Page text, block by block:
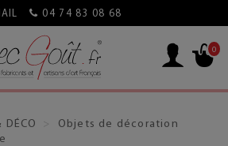
04 74 83 08 68
0
DÉCO
Objets de décoration